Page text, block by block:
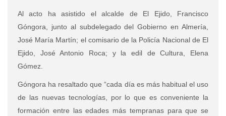
Al acto ha asistido el alcalde de El Ejido, Francisco
Góngora, junto al subdelegado del Gobierno en Almería,
José María Martín; el comisario de la Policía Nacional de El
Ejido, José Antonio Roca; y la edil de Cultura, Elena
Gómez.
Góngora ha resaltado que “cada día es más habitual el uso
de las nuevas tecnologías, por lo que es conveniente la
formación entre las edades más tempranas para que se